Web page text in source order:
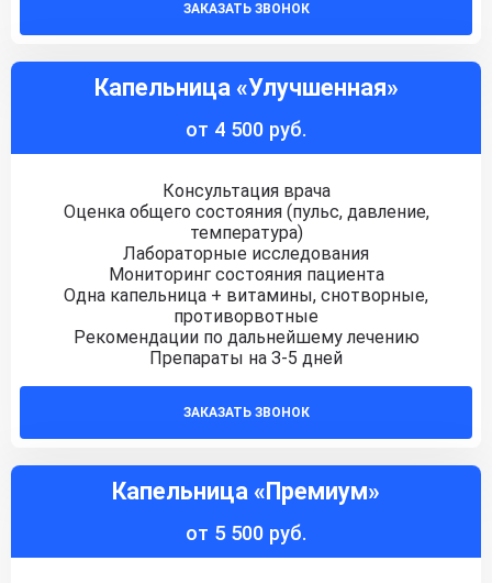
ЗАКАЗАТЬ ЗВОНОК
Капельница «Улучшенная»
от 4 500 руб.
Консультация врача
Оценка общего состояния (пульс, давление,
температура)
Лабораторные исследования
Мониторинг состояния пациента
Одна капельница + витамины, снотворные,
противорвотные
Рекомендации по дальнейшему лечению
Препараты на 3-5 дней
ЗАКАЗАТЬ ЗВОНОК
Капельница «Премиум»
от 5 500 руб.